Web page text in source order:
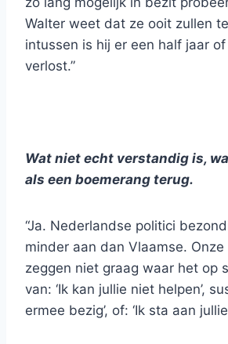
Walter weet dat ze ooit zullen
intussen is hij er een half jaar
verlost.”
Wat niet echt verstandig is,
als een boemerang terug.
“Ja. Nederlandse politici
minder aan dan Vlaamse. Onze
zeggen niet graag waar het op
van: ‘Ik kan jullie niet helpen’,
ermee bezig’, of: ‘Ik sta aan